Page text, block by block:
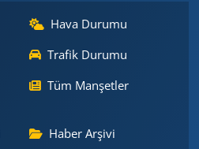
Hava Durumu
Trafik Durumu
Tüm Manşetler
Haber Arşivi